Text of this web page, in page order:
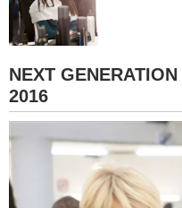
SESSO
DIETA
GUIDE
FORUM
NEXT
2016